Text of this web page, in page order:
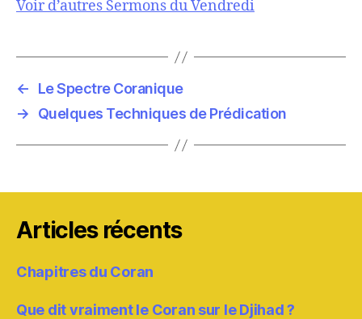
Voir d’autres Sermons du Vendredi
←
Le Spectre Coranique
→
Quelques Techniques de Prédication
Articles récents
Chapitres du Coran
Que dit vraiment le Coran sur le Djihad ?